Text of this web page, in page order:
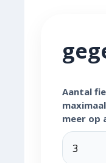
Aantal
meer op